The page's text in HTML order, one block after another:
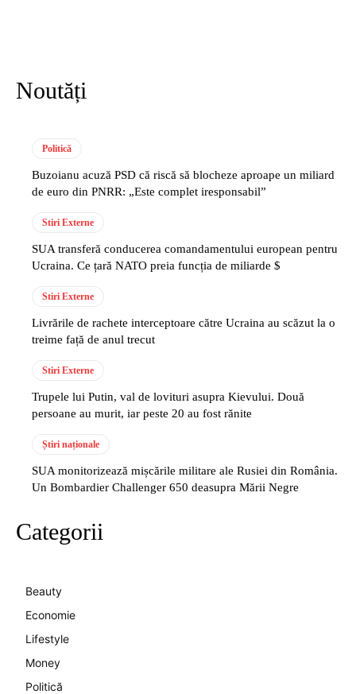
Noutăți
Politică
Buzoianu acuză PSD că riscă să blocheze aproape un miliard
de euro din PNRR: „Este complet iresponsabil”
Stiri Externe
SUA transferă conducerea comandamentului european pentru
Ucraina. Ce țară NATO preia funcția de miliarde $
Stiri Externe
Livrările de rachete interceptoare către Ucraina au scăzut la o
treime față de anul trecut
Stiri Externe
Trupele lui Putin, val de lovituri asupra Kievului. Două
persoane au murit, iar peste 20 au fost rănite
Știri naționale
SUA monitorizează mișcările militare ale Rusiei din România.
Un Bombardier Challenger 650 deasupra Mării Negre
Categorii
Beauty
Economie
Lifestyle
Money
Politică